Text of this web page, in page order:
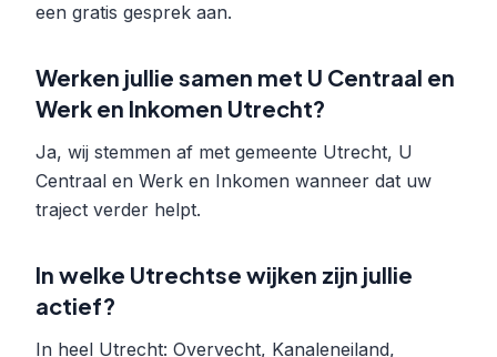
een gratis gesprek aan.
Werken jullie samen met U Centraal en
Werk en Inkomen Utrecht?
Ja, wij stemmen af met gemeente Utrecht, U
Centraal en Werk en Inkomen wanneer dat uw
traject verder helpt.
In welke Utrechtse wijken zijn jullie
actief?
In heel Utrecht: Overvecht, Kanaleneiland,